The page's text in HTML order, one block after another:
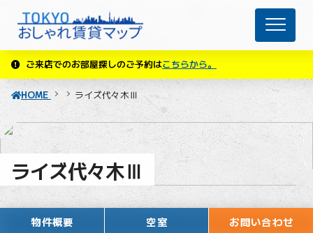
ご来店でのお部屋探しのご予約はこちらから。
HOME ライズ代々木Ⅲ
ライズ代々木Ⅲ
物件概要 空室 お問い合わせ